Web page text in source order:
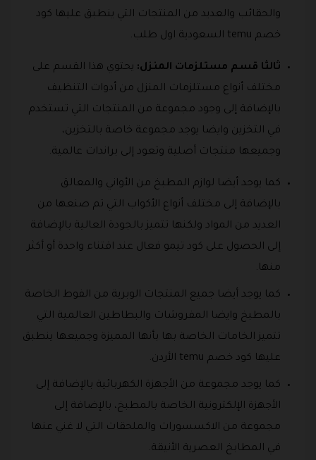
والحقائب والعديد من المنتجات التي ينطبق عليها كود
خصم temu السعودية اول طلب.
ثالثا قسم مستلزمات المنزل: يحتوي هذا القسم على
مختلف أنواع مستلزمات المنزل من أدوات التنظيف
بالإضافة إلى وجود مجموعة من المنتجات التي تستخدم
في التخزين وايضا يوجد مجموعة خاصة بالتخزين،
وجميعها منتجات أصلية وتعود إلى براندات عالمية.
كما يوجد أيضا لوازم المطبخ من الأواني والمعالق
بالإضافة إلى مختلف أنواع الأكواب التي تم صنعها من
العديد من المواد ولكنها تتميز بالجودة العالية بالإضافة
إلى الحصول على كود تيمو فعال عند اقتناء واحدة أو أكثر
منها.
كما يوجد أيضا جميع المنتجات الوبرية من الفوط الخاصة
بالمطبخ وايضا المفروشات والبطاطين العالمية التي
تتميز الخامات الخاصة بها بأنها المميزة وجميعها ينطبق
عليها كود خصم temu الأردن.
كما يوجد مجموعة من الأجهزة الكهربائية بالإضافة إلى
الأجهزة الإلكترونية الخاصة بالمطبخ، بالإضافة إلى
مجموعة من الاكسسورات والملحقات التي لا غني عنها
في المطابخ العصرية الأنيقة.